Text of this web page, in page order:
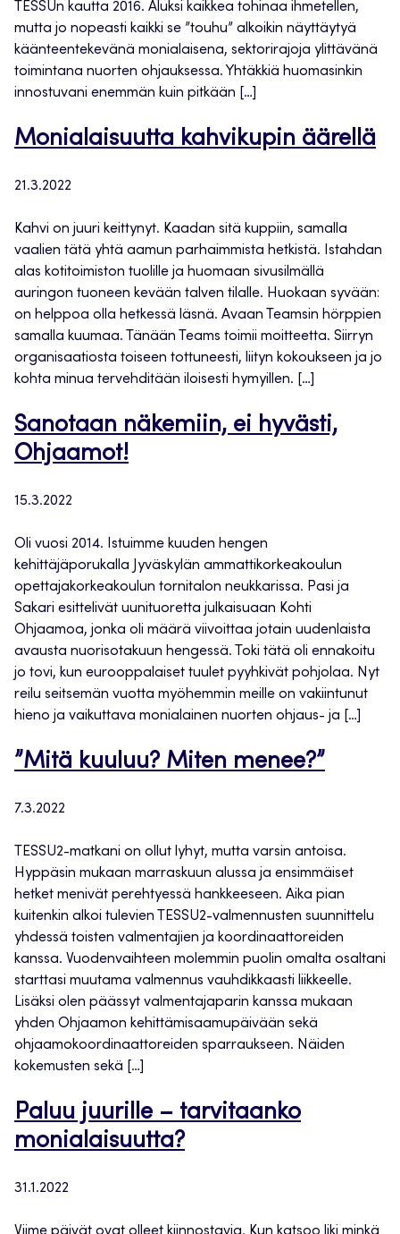
TESSUn kautta 2016. Aluksi kaikkea tohinaa ihmetellen,
mutta jo nopeasti kaikki se ”touhu” alkoikin näyttäytyä
käänteentekevänä monialaisena, sektorirajoja ylittävänä
toimintana nuorten ohjauksessa. Yhtäkkiä huomasinkin
innostuvani enemmän kuin pitkään […]
Monialaisuutta kahvikupin äärellä
21.3.2022
Kahvi on juuri keittynyt. Kaadan sitä kuppiin, samalla
vaalien tätä yhtä aamun parhaimmista hetkistä. Istahdan
alas kotitoimiston tuolille ja huomaan sivusilmällä
auringon tuoneen kevään talven tilalle. Huokaan syvään:
on helppoa olla hetkessä läsnä. Avaan Teamsin hörppien
samalla kuumaa. Tänään Teams toimii moitteetta. Siirryn
organisaatiosta toiseen tottuneesti, liityn kokoukseen ja jo
kohta minua tervehditään iloisesti hymyillen. […]
Sanotaan näkemiin, ei hyvästi,
Ohjaamot!
15.3.2022
Oli vuosi 2014. Istuimme kuuden hengen
kehittäjäporukalla Jyväskylän ammattikorkeakoulun
opettajakorkeakoulun tornitalon neukkarissa. Pasi ja
Sakari esittelivät uunituoretta julkaisuaan Kohti
Ohjaamoa, jonka oli määrä viivoittaa jotain uudenlaista
avausta nuorisotakuun hengessä. Toki tätä oli ennakoitu
jo tovi, kun eurooppalaiset tuulet pyyhkivät pohjolaa. Nyt
reilu seitsemän vuotta myöhemmin meille on vakiintunut
hieno ja vaikuttava monialainen nuorten ohjaus- ja […]
”Mitä kuuluu? Miten menee?”
7.3.2022
TESSU2-matkani on ollut lyhyt, mutta varsin antoisa.
Hyppäsin mukaan marraskuun alussa ja ensimmäiset
hetket menivät perehtyessä hankkeeseen. Aika pian
kuitenkin alkoi tulevien TESSU2-valmennusten suunnittelu
yhdessä toisten valmentajien ja koordinaattoreiden
kanssa. Vuodenvaihteen molemmin puolin omalta osaltani
starttasi muutama valmennus vauhdikkaasti liikkeelle.
Lisäksi olen päässyt valmentajaparin kanssa mukaan
yhden Ohjaamon kehittämisaamupäivään sekä
ohjaamokoordinaattoreiden sparraukseen. Näiden
kokemusten sekä […]
Paluu juurille – tarvitaanko
monialaisuutta?
31.1.2022